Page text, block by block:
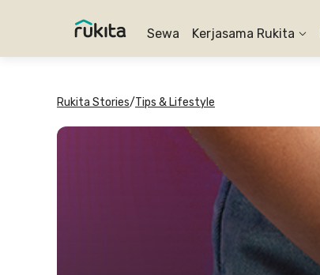
Sewa Kerjasama Rukita
Rukita Stories/Tips & Lifestyle